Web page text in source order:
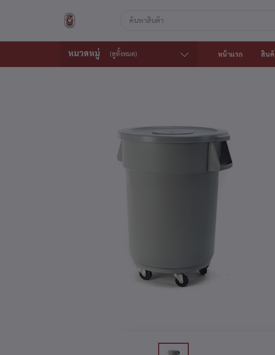
หมวดหมู่ (ดูทั้งหมด) หน้าแรก สินค้